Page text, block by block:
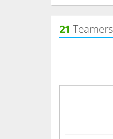
21 Teamers